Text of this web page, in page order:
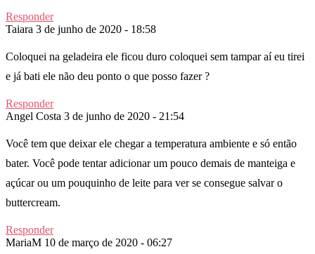
Responder
Taiara 3 de junho de 2020 - 18:58
Coloquei na geladeira ele ficou duro coloquei sem tampar aí eu tirei
e já bati ele não deu ponto o que posso fazer ?
Responder
Angel Costa 3 de junho de 2020 - 21:54
Você tem que deixar ele chegar a temperatura ambiente e só então
bater. Você pode tentar adicionar um pouco demais de manteiga e
açúcar ou um pouquinho de leite para ver se consegue salvar o
buttercream.
Responder
MariaM 10 de março de 2020 - 06:27